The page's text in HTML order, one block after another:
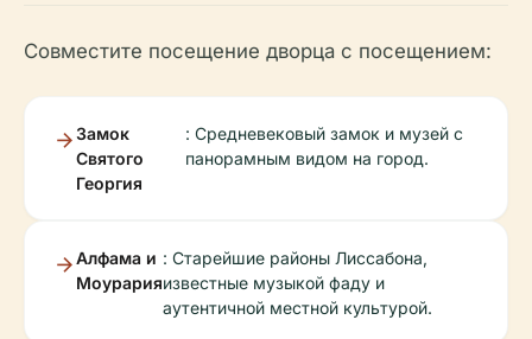
Совместите посещение дворца с посещением:
Замок
Святого
Георгия
: Средневековый замок и музей с
панорамным видом на город.
Алфама и
Моурария
: Старейшие районы Лиссабона,
известные музыкой фаду и
аутентичной местной культурой.